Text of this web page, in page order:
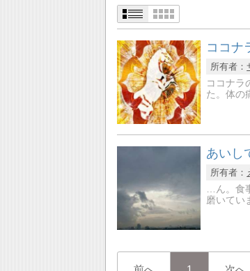
ココナ
所有者：
ココナラ
た。体の
あいし
所有者：
…ん。食
磨いてい